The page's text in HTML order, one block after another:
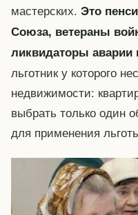
мастерских. Это
Союза, ветераны
ликвидаторы
льготник у которого
недвижимости:
выбрать только один
для применения